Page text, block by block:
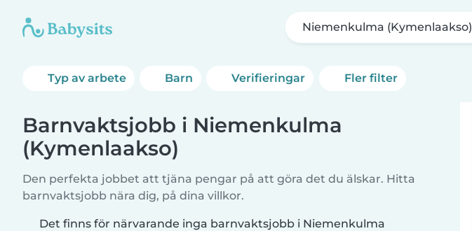
Niemenkulma (Kymenlaakso)
Typ av arbete Barn Verifieringar Fler filter
Barnvaktsjobb i Niemenkulma
(Kymenlaakso)
Den perfekta jobbet att tjäna pengar på att göra det du älskar. Hitta
barnvaktsjobb nära dig, på dina villkor.
Det finns för närvarande inga barnvaktsjobb i Niemenkulma